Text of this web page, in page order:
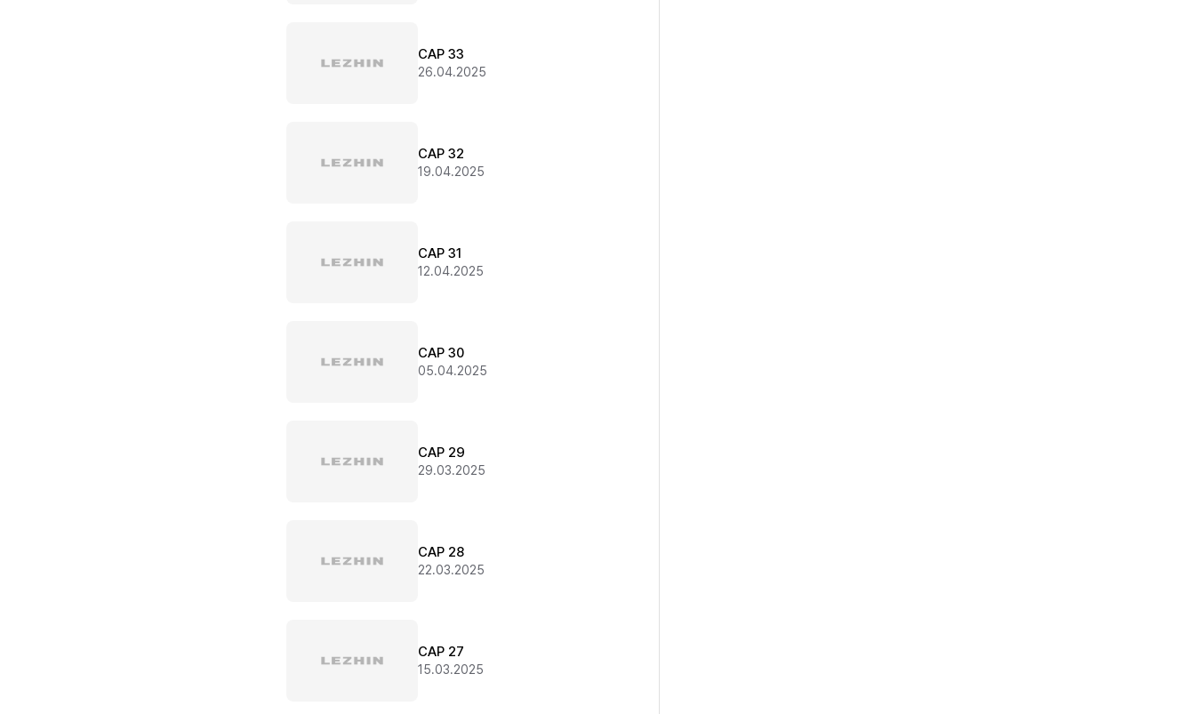
CAP 33
26.04.2025
CAP 32
19.04.2025
CAP 31
12.04.2025
CAP 30
05.04.2025
CAP 29
29.03.2025
CAP 28
22.03.2025
CAP 27
15.03.2025